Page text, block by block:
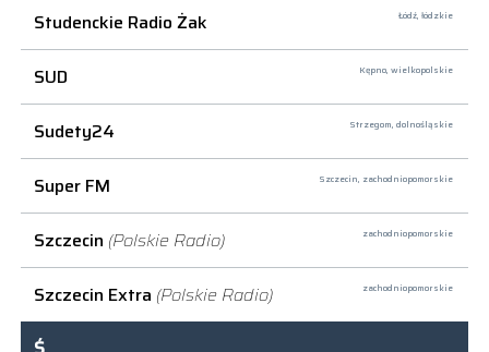
Studenckie Radio Żak Łódź, łódzkie
SUD Kępno, wielkopolskie
Sudety24 Strzegom, dolnośląskie
Super FM Szczecin, zachodniopomorskie
Szczecin (Polskie Radio) zachodniopomorskie
Szczecin Extra (Polskie Radio) zachodniopomorskie